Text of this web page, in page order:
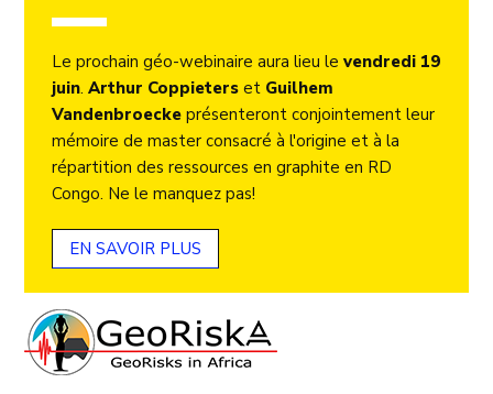
Le prochain géo-webinaire aura lieu le vendredi 19
juin. Arthur Coppieters et Guilhem
Vandenbroecke présenteront conjointement leur
mémoire de master consacré à l'origine et à la
répartition des ressources en graphite en RD
Congo. Ne le manquez pas!
EN SAVOIR PLUS